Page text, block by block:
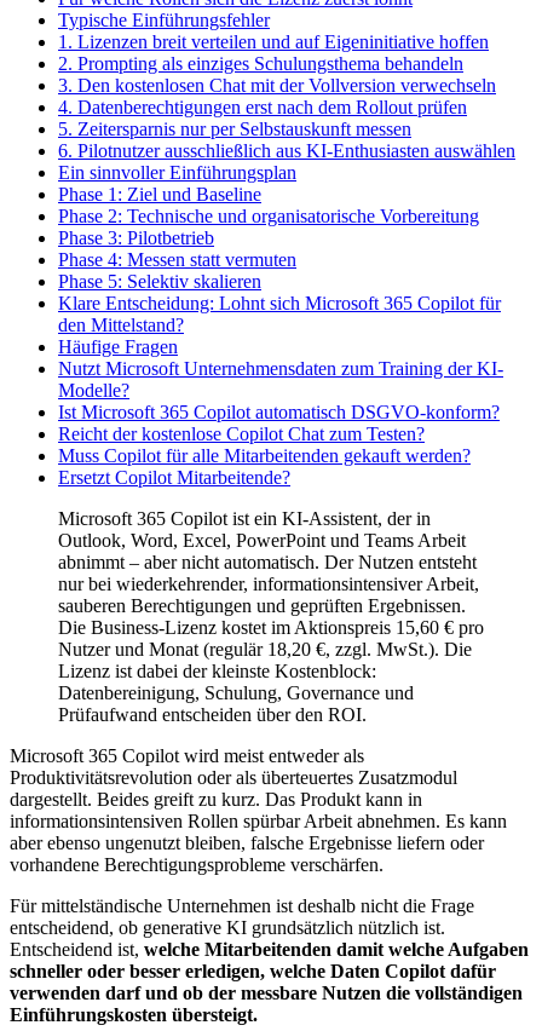
Typische Einführungsfehler
1. Lizenzen breit verteilen und auf Eigeninitiative hoffen
2. Prompting als einziges Schulungsthema behandeln
3. Den kostenlosen Chat mit der Vollversion verwechseln
4. Datenberechtigungen erst nach dem Rollout prüfen
5. Zeitersparnis nur per Selbstauskunft messen
6. Pilotnutzer ausschließlich aus KI-Enthusiasten auswählen
Ein sinnvoller Einführungsplan
Phase 1: Ziel und Baseline
Phase 2: Technische und organisatorische Vorbereitung
Phase 3: Pilotbetrieb
Phase 4: Messen statt vermuten
Phase 5: Selektiv skalieren
Klare Entscheidung: Lohnt sich Microsoft 365 Copilot für
den Mittelstand?
Häufige Fragen
Nutzt Microsoft Unternehmensdaten zum Training der KI-
Modelle?
Ist Microsoft 365 Copilot automatisch DSGVO-konform?
Reicht der kostenlose Copilot Chat zum Testen?
Muss Copilot für alle Mitarbeitenden gekauft werden?
Ersetzt Copilot Mitarbeitende?
Microsoft 365 Copilot ist ein KI-Assistent, der in
Outlook, Word, Excel, PowerPoint und Teams Arbeit
abnimmt – aber nicht automatisch. Der Nutzen entsteht
nur bei wiederkehrender, informationsintensiver Arbeit,
sauberen Berechtigungen und geprüften Ergebnissen.
Die Business-Lizenz kostet im Aktionspreis 15,60 € pro
Nutzer und Monat (regulär 18,20 €, zzgl. MwSt.). Die
Lizenz ist dabei der kleinste Kostenblock:
Datenbereinigung, Schulung, Governance und
Prüfaufwand entscheiden über den ROI.
Microsoft 365 Copilot wird meist entweder als
Produktivitätsrevolution oder als überteuertes Zusatzmodul
dargestellt. Beides greift zu kurz. Das Produkt kann in
informationsintensiven Rollen spürbar Arbeit abnehmen. Es kann
aber ebenso ungenutzt bleiben, falsche Ergebnisse liefern oder
vorhandene Berechtigungsprobleme verschärfen.
Für mittelständische Unternehmen ist deshalb nicht die Frage
entscheidend, ob generative KI grundsätzlich nützlich ist.
Entscheidend ist, welche Mitarbeitenden damit welche Aufgaben
schneller oder besser erledigen, welche Daten Copilot dafür
verwenden darf und ob der messbare Nutzen die vollständigen
Einführungskosten übersteigt.